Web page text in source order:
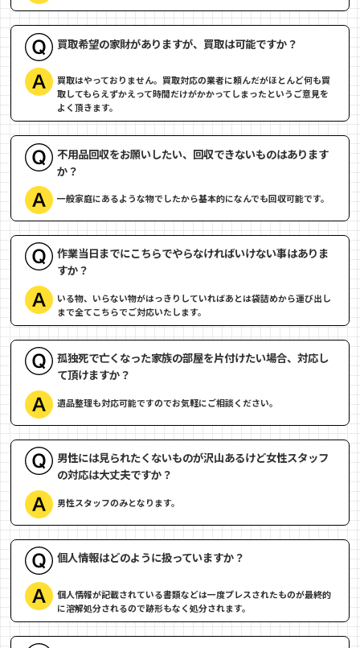
買取希望の家財がありますが、買取は可能ですか？
買取はやっておりません。買取対応の業者に頼んだがほとんど何も買
取してもらえずかえって時間だけがかかってしまったというご意見を
よく頂きます。
不用品回収をお願いしたい、回収できないものはあります
か？
一般家庭にあるような物でしたから基本的になんでも回収可能です。
作業当日までにこちらでやらなければいけない事はありま
すか？
いる物、いらない物がはっきりしていればあとは袋詰めから運び出し
まで全てこちらでご対応いたします。
孤独死で亡くなった家族の部屋を片付けたい場合、対応し
て頂けますか？
遺品整理も対応可能ですのでお気軽にご相談ください。
男性には見られたくないものが沢山あるけど女性スタッフ
の対応は大丈夫ですか？
男性スタッフのみとなります。
個人情報はどのように扱っていますか？
個人情報が記載されている書類などは一度プレスされたものが最終的
に溶解処分されるので跡形もなく処分されます。